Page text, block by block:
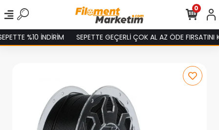
İNDİRİM SEPETTE GEÇERLİ ÇOK AL AZ ÖDE FIRSATINI KAÇIRMA!
0